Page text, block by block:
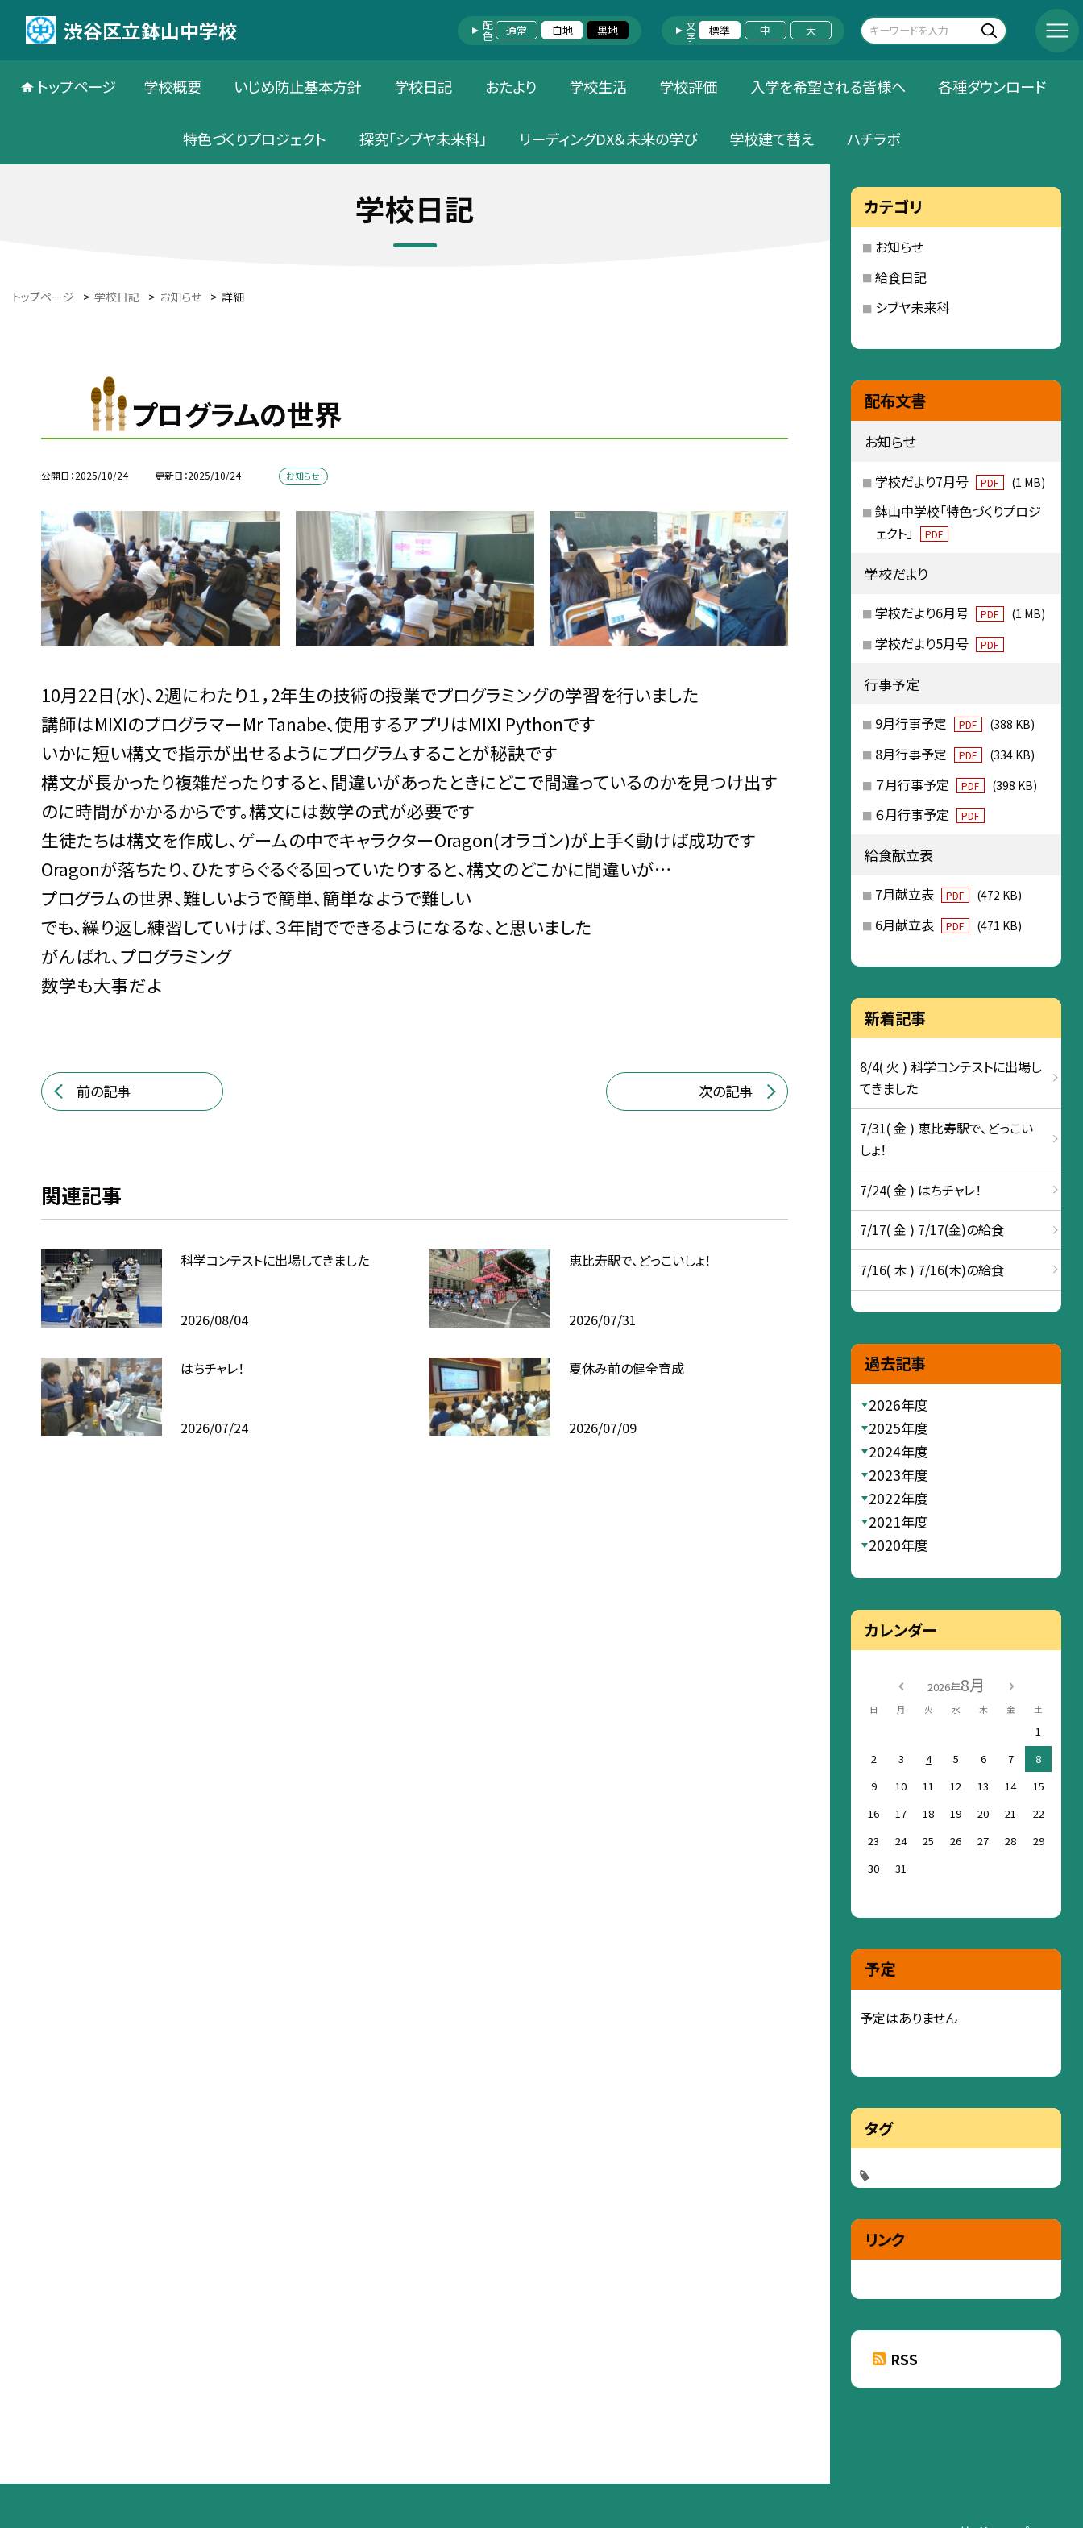
渋谷区立鉢山中学校 配色 通常 白地 黒地 文字 標準 中 大
トップページ 学校概要 いじめ防止基本方針 学校日記 おたより 学校生活 学校評価 入学を希望される皆様へ 各種ダウンロード
特色づくりプロジェクト 探究「シブヤ未来科」 リーディングDX＆未来の学び 学校建て替え ハチラボ
学校日記
トップページ > 学校日記 > お知らせ > 詳細
プログラムの世界
公開日 2025/10/24 更新日 2025/10/24 お知らせ
10月22日(水)、2週にわたり１，2年生の技術の授業でプログラミングの学習を行いました
講師はMIXIのプログラマーMr Tanabe、使用するアプリはMIXI Pythonです
いかに短い構文で指示が出せるようにプログラムすることが秘訣です
構文が長かったり複雑だったりすると、間違いがあったときにどこで間違っているのかを見つけ出す
のに時間がかかるからです。構文には数学の式が必要です
生徒たちは構文を作成し、ゲームの中でキャラクターOragon(オラゴン)が上手く動けば成功です
Oragonが落ちたり、ひたすらぐるぐる回っていたりすると、構文のどこかに間違いが…
プログラムの世界、難しいようで簡単、簡単なようで難しい
でも、繰り返し練習していけば、３年間でできるようになるな、と思いました
がんばれ、プログラミング
数学も大事だよ
前の記事 次の記事
関連記事
科学コンテストに出場してきました
2026/08/04
恵比寿駅で、どっこいしょ！
2026/07/31
はちチャレ！
2026/07/24
夏休み前の健全育成
2026/07/09
カテゴリ
お知らせ
給食日記
シブヤ未来科
配布文書
お知らせ
学校だより7月号 PDF (1 MB)
鉢山中学校「特色づくりプロジ
ェクト」
PDF
学校だより
学校だより6月号 PDF (1 MB)
学校だより5月号 PDF
行事予定
9月行事予定 PDF (388 KB)
8月行事予定 PDF (334 KB)
７月行事予定 PDF (398 KB)
６月行事予定 PDF
給食献立表
7月献立表 PDF (472 KB)
6月献立表 PDF (471 KB)
新着記事
8/4( 火 ) 科学コンテストに出場し
てきました
7/31( 金 ) 恵比寿駅で、どっこい
しょ！
7/24( 金 ) はちチャレ！
7/17( 金 ) 7/17(金)の給食
7/16( 木 ) 7/16(木)の給食
過去記事
2026年度
2025年度
2024年度
2023年度
2022年度
2021年度
2020年度
カレンダー
2026年8月
日 月 火 水 木 金 土
1
2
3 4 5 6 7
8
9
10 11 12 13 14
15
16
17 18 19 20 21
22
23
24 25 26 27 28
29
30
31
予定
予定はありません
タグ
リンク
RSS